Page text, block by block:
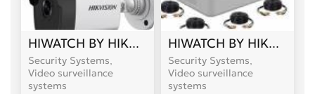
HIWATCH BY HIKVISION (NVR)
Security Systems,
Video surveillance
systems
HIWATCH BY
Security Systems,
Video surveillance
systems